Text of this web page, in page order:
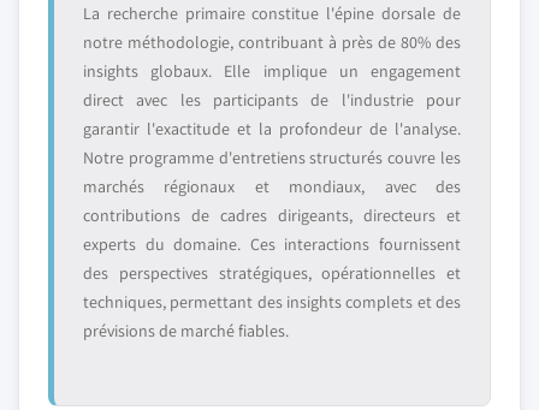
La recherche primaire constitue l'épine dorsale de
notre méthodologie, contribuant à près de 80% des
insights globaux. Elle implique un engagement
direct avec les participants de l'industrie pour
garantir l'exactitude et la profondeur de l'analyse.
Notre programme d'entretiens structurés couvre les
marchés régionaux et mondiaux, avec des
contributions de cadres dirigeants, directeurs et
experts du domaine. Ces interactions fournissent
des perspectives stratégiques, opérationnelles et
techniques, permettant des insights complets et des
prévisions de marché fiables.